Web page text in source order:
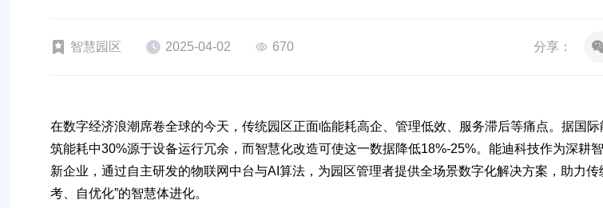
智慧园区 2025-04-02 670 分享：
在数字经济浪潮席卷全球的今天，传统园区正面临能耗高企、管理低效、服务滞后等痛点。据国
筑能耗中30%源于设备运行冗余，而智慧化改造可使这一数据降低18%-25%。能迪科技作为深耕
新企业，通过自主研发的物联网中台与AI算法，为园区管理者提供全场景数字化解决方案 ，助力
考、自优化”的智慧体进化。